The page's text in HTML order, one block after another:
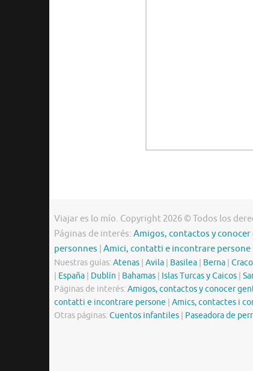
Viajar es lo mío. Copyright 2026 © Todos los
Páginas de interés: Amigos, contactos y
personnes Amici, contatti e incontrare persone
Nuestras guías:Atenas Avila Basilea Berna
España Dublín Bahamas Islas Turcas y Caicos
Páginas de interés:Amigos, contactos y conocer
contatti e incontrare persone
Amics, contactes i
Otras páginas:Cuentos infantiles Paseadora de